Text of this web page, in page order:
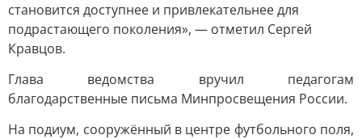
становится доступнее и привлекательнее для
подрастающего поколения», — отметил Сергей
Кравцов.
Глава ведомства вручил педагогам
благодарственные письма Минпросвещения России.
На подиум, сооружённый в центре футбольного поля,